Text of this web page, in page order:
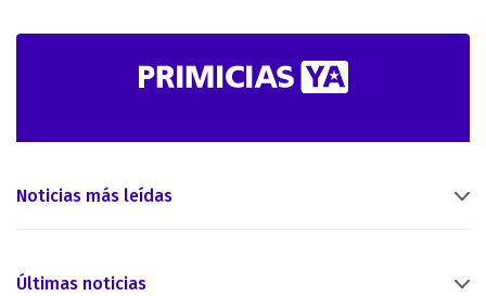
Noticias más leídas
Últimas noticias